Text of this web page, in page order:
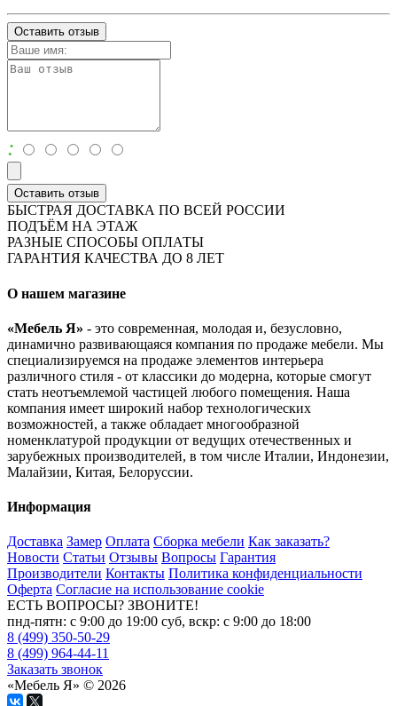
Оставить отзыв
:
Оставить отзыв
БЫСТРАЯ ДОСТАВКА ПО ВСЕЙ РОССИИ
ПОДЪЁМ НА ЭТАЖ
РАЗНЫЕ СПОСОБЫ ОПЛАТЫ
ГАРАНТИЯ КАЧЕСТВА ДО 8 ЛЕТ
О нашем магазине
«Мебель Я» - это современная, молодая и, безусловно,
динамично развивающаяся компания по продаже мебели. Мы
специализируемся на продаже элементов интерьера
различного стиля - от классики до модерна, которые смогут
стать неотъемлемой частицей любого помещения. Наша
компания имеет широкий набор технологических
возможностей, а также обладает многообразной
номенклатурой продукции от ведущих отечественных и
зарубежных производителей, в том числе Италии, Индонезии,
Малайзии, Китая, Белоруссии.
Информация
Доставка Замер Оплата Сборка мебели Как заказать?
Новости Статьи Отзывы Вопросы Гарантия
Производители Контакты Политика конфиденциальности
Оферта Согласие на использование cookie
ЕСТЬ ВОПРОСЫ? ЗВОНИТЕ!
пнд-пятн: с 9:00 до 19:00 суб, вскр: с 9:00 до 18:00
8 (499) 350-50-29
8 (499) 964-44-11
Заказать звонок
«Мебель Я» © 2026